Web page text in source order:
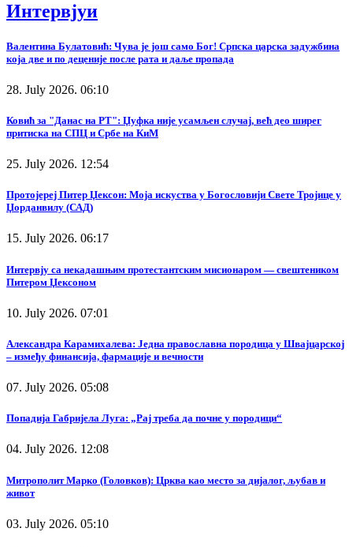
Интервјуи
Валентина Булатовић: Чува је још само Бог! Српска царска задужбина
која две и по деценије после рата и даље пропада
28. July 2026. 06:10
Ковић за "Данас на РТ": Џуфка није усамљен случај, већ део ширег
притиска на СПЦ и Србе на КиМ
25. July 2026. 12:54
Протојереј Питер Џексон: Моја искуства у Богословији Свете Тројице у
Џорданвилу (САД)
15. July 2026. 06:17
Интервју са некадашњим протестантским мисионаром — свештеником
Питером Џексоном
10. July 2026. 07:01
Александра Карамихалева: Једна православна породица у Швајцарској
– између финансија, фармације и вечности
07. July 2026. 05:08
Попадија Габријела Луга: „Рај треба да почне у породици“
04. July 2026. 12:08
Митрополит Марко (Головков): Црква као место за дијалог, љубав и
живот
03. July 2026. 05:10